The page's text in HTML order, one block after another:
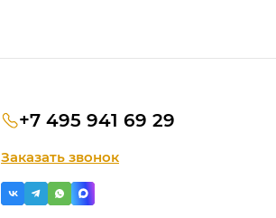
+7 495 941 69 29
Заказать звонок